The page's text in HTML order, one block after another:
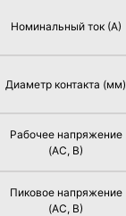
Номинальный ток (А)
Диаметр контакта (мм)
Рабочее напряжение
(AC, В)
Пиковое напряжение
(AC, В)